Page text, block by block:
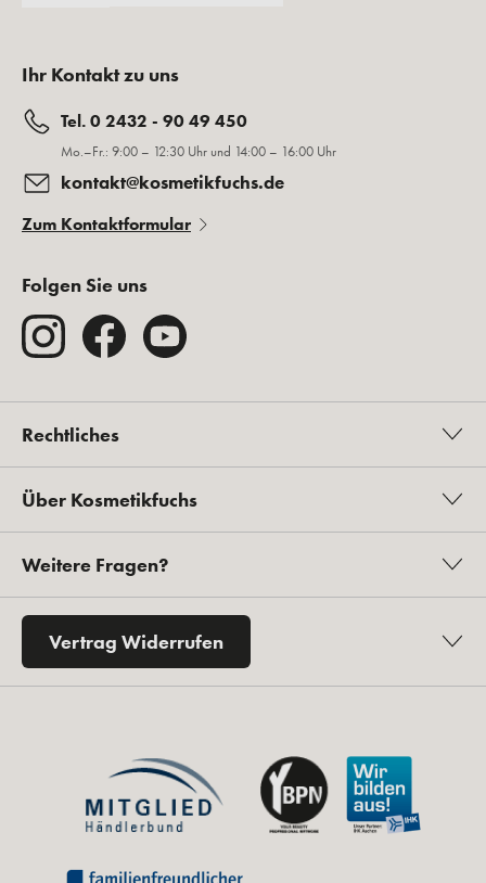
Ihr Kontakt zu uns
Tel. 0 2432 - 90 49 450
Mo.–Fr.: 9:00 – 12:30 Uhr und 14:00 – 16:00 Uhr
kontakt@kosmetikfuchs.de
Zum Kontaktformular
Folgen Sie uns
Rechtliches
Über Kosmetikfuchs
Weitere Fragen?
Vertrag Widerrufen